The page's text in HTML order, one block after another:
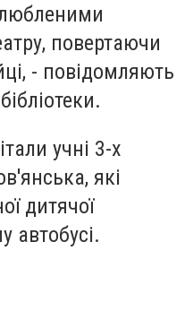
повертаючи
- повідомляють
учні 3-х
які
дитячої
автобусі.